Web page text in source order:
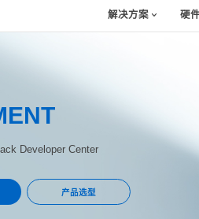
解决方案 硬
Developer Center
产品选型